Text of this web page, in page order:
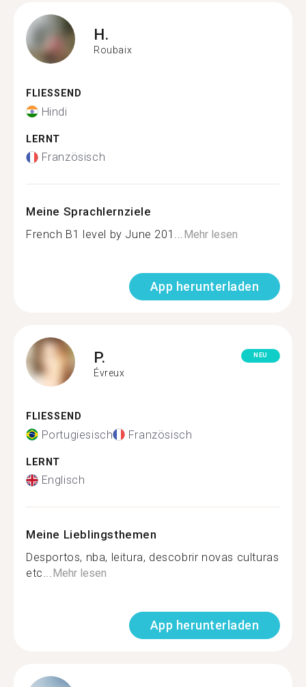
H.
Roubaix
FLIESSEND
Hindi
LERNT
Französisch
Meine Sprachlernziele
French B1 level by June 201...Mehr lesen
App herunterladen
P.
Évreux
NEU
FLIESSEND
Portugiesisch Französisch
LERNT
Englisch
Meine Lieblingsthemen
Desportos, nba, leitura, descobrir novas culturas
etc...Mehr lesen
App herunterladen